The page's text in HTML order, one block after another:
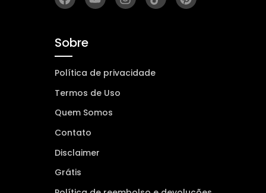
Sobre
Política de privacidade
Termos de Uso
Quem Somos
Contato
Disclaimer
Grátis